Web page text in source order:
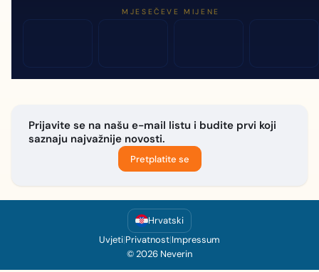
MJESEČEVE MIJENE
Prijavite se na našu e-mail listu i budite prvi koji
saznaju najvažnije novosti.
Pretplatite se
Hrvatski
Uvjeti|Privatnost|Impressum
© 2026 Neverin